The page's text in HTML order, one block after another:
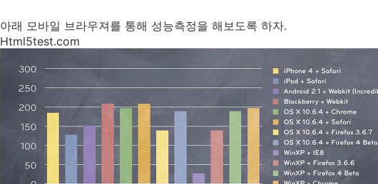
아래 모바일 브라우져를 통해 성능측정을 해보도록 하자.
Html5test.com